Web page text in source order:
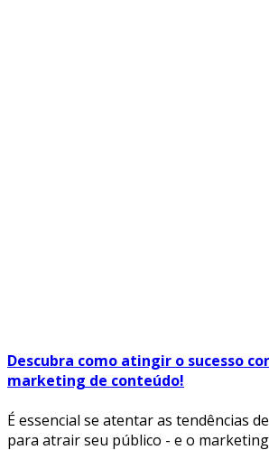
Descubra como atingir o sucesso
marketing de conteúdo!
É essencial se atentar as tendências
para atrair seu público - e o